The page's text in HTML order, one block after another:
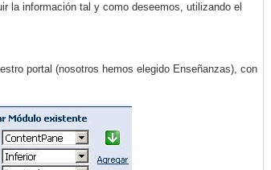
la información tal y como deseemos, utilizando el
portal (nosotros hemos elegido Enseñanzas), con